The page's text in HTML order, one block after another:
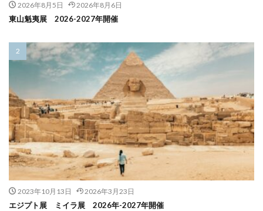
2026年8月5日 2026年8月6日
東山魁夷展 2026-2027年開催
2023年10月13日 2026年3月23日
エジプト展 ミイラ展 2026年-2027年開催